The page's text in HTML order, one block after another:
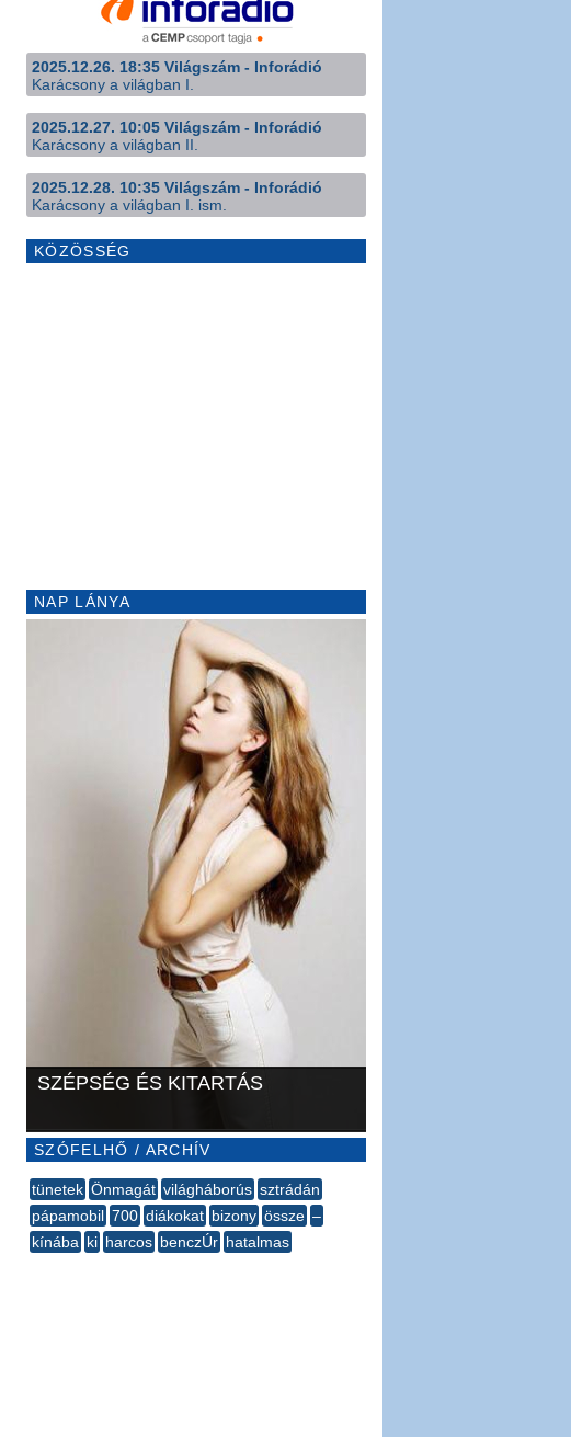
2025.12.26. 18:35 Világszám - Inforádió
Karácsony a világban I.
2025.12.27. 10:05 Világszám - Inforádió
Karácsony a világban II.
2025.12.28. 10:35 Világszám - Inforádió
Karácsony a világban I. ism.
KÖZÖSSÉG
NAP LÁNYA
SZÉPSÉG ÉS KITARTÁS
SZÓFELHŐ / ARCHÍV
tünetek Önmagát világháborús sztrádán
pápamobil 700 diákokat bizony össze –
kínába ki harcos benczÚr hatalmas